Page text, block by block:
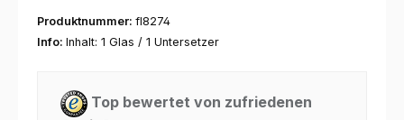
Produktnummer: fl8274
Info: Inhalt: 1 Glas / 1 Untersetzer
Top bewertet von zufriedenen